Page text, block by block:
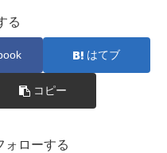
る
はてブ
コピー
ォローする